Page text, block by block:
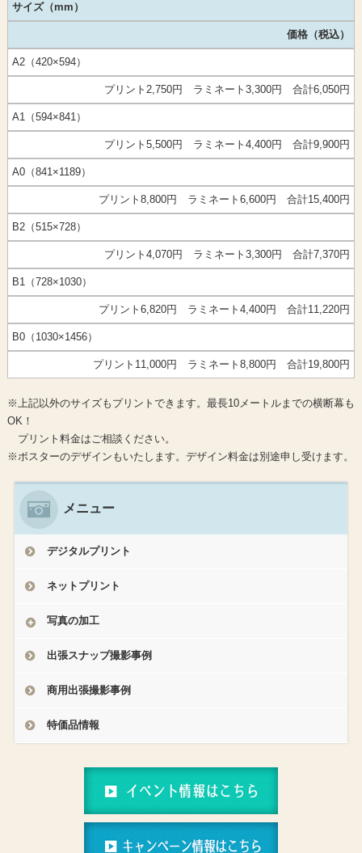
サイズ（mm）
価格（税込）
A2（420×594）
プリント2,750円 ラミネート3,300円 合計6,050円
A1（594×841）
プリント5,500円 ラミネート4,400円 合計9,900円
A0（841×1189）
プリント8,800円 ラミネート6,600円 合計15,400円
B2（515×728）
プリント4,070円 ラミネート3,300円 合計7,370円
B1（728×1030）
プリント6,820円 ラミネート4,400円 合計11,220円
B0（1030×1456）
プリント11,000円 ラミネート8,800円 合計19,800円
※上記以外のサイズもプリントできます。最長10メートルまでの横断幕も
OK！
プリント料金はご相談ください。
※ポスターのデザインもいたします。デザイン料金は別途申し受けます。
メニュー
デジタルプリント
ネットプリント
写真の加工
出張スナップ撮影事例
商用出張撮影事例
特価品情報